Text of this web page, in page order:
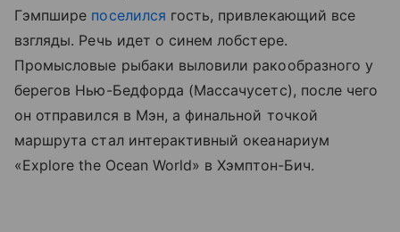
Гэмпшире поселился гость, привлекающий все
взгляды. Речь идет о синем лобстере.
Промысловые рыбаки выловили ракообразного у
берегов Нью-Бедфорда (Массачусетс), после чего
он отправился в Мэн, а финальной точкой
маршрута стал интерактивный океанариум
«Explore the Ocean World» в Хэмптон-Бич.